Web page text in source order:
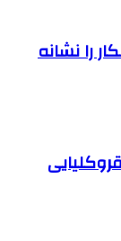
را نشانه